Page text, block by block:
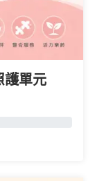
護單元